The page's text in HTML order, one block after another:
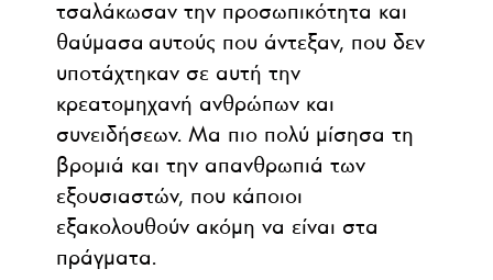
τσαλάκωσαν την προσωπικότητα και
θαύμασα αυτούς που άντεξαν, που δεν
υποτάχτηκαν σε αυτή την
κρεατομηχανή ανθρώπων και
συνειδήσεων. Μα πιο πολύ μίσησα τη
βρομιά και την απανθρωπιά των
εξουσιαστών, που κάποιοι
εξακολουθούν ακόμη να είναι στα
πράγματα.